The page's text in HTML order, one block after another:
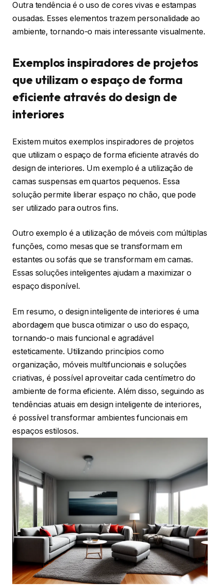
Outra tendência é o uso de cores vivas e estampas
ousadas. Esses elementos trazem personalidade ao
ambiente, tornando-o mais interessante visualmente.
Exemplos inspiradores de projetos
que utilizam o espaço de forma
eficiente através do design de
interiores
Existem muitos exemplos inspiradores de projetos
que utilizam o espaço de forma eficiente através do
design de interiores. Um exemplo é a utilização de
camas suspensas em quartos pequenos. Essa
solução permite liberar espaço no chão, que pode
ser utilizado para outros fins.
Outro exemplo é a utilização de móveis com múltiplas
funções, como mesas que se transformam em
estantes ou sofás que se transformam em camas.
Essas soluções inteligentes ajudam a maximizar o
espaço disponível.
Em resumo, o design inteligente de interiores é uma
abordagem que busca otimizar o uso do espaço,
tornando-o mais funcional e agradável
esteticamente. Utilizando princípios como
organização, móveis multifuncionais e soluções
criativas, é possível aproveitar cada centímetro do
ambiente de forma eficiente. Além disso, seguindo as
tendências atuais em design inteligente de interiores,
é possível transformar ambientes funcionais em
espaços estilosos.